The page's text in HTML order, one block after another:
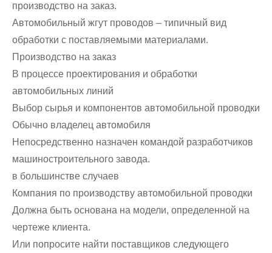
производство на заказ.
Автомобильный жгут проводов – типичный вид
обработки с поставляемыми материалами.
Производство на заказ
В процессе проектирования и обработки
автомобильных линий
Выбор сырья и компонентов автомобильной проводки
Обычно владелец автомобиля
Непосредственно назначен командой разработчиков
машиностроительного завода.
в большинстве случаев
Компания по производству автомобильной проводки
Должна быть основана на модели, определенной на
чертеже клиента.
Или попросите найти поставщиков следующего